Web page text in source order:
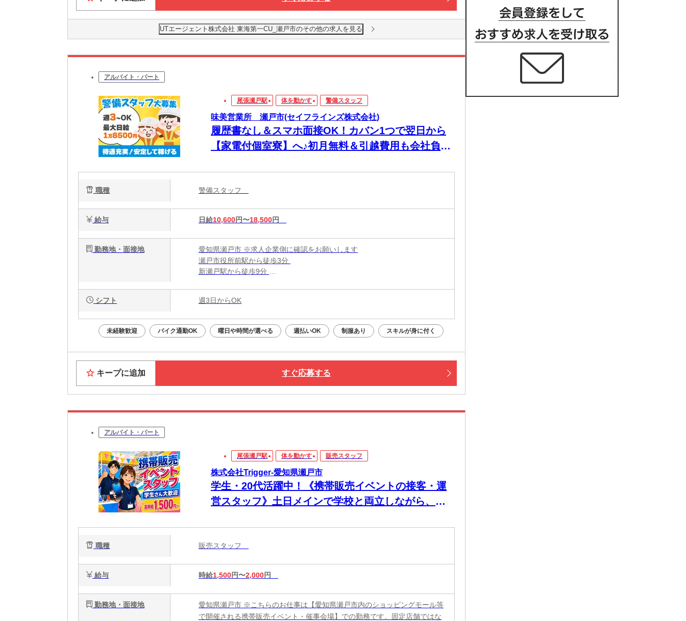
UTエージェント株式会社 東海第一CU_瀬戸市のその他の求人を見る
アルバイト・パート
尾張瀬戸駅 体を動かす 警備スタッフ
味美営業所 瀬戸市(セイフラインズ株式会社)
履歴書なし＆スマホ面接OK！カバン1つで翌日から
【家電付個室寮】へ♪初月無料＆引越費用も会社負担
職種 警備スタッフ
給与 日給10,600円〜18,500円
勤務地・面接地
愛知県瀬戸市 ※求人企業側に確認をお願いします
瀬戸市役所前駅から徒歩3分
新瀬戸駅から徒歩9分
シフト 週3日からOK
未経験歓迎 バイク通勤OK 曜日や時間が選べる 週払いOK 制服あり スキルが身に付く
キープに追加 すぐ応募する
アルバイト・パート
尾張瀬戸駅 体を動かす 販売スタッフ
株式会社Trigger-愛知県瀬戸市
学生・20代活躍中！《携帯販売イベントの接客・運
営スタッフ》土日メインで学校と両立しながら、接
全額支給！
職種 販売スタッフ
給与 時給1,500円〜2,000円
勤務地・面接地
愛知県瀬戸市 ※こちらのお仕事は【愛知県瀬戸市内のショッピングモール等
で開催される携帯販売イベント・催事会場】での勤務です。固定店舗ではな